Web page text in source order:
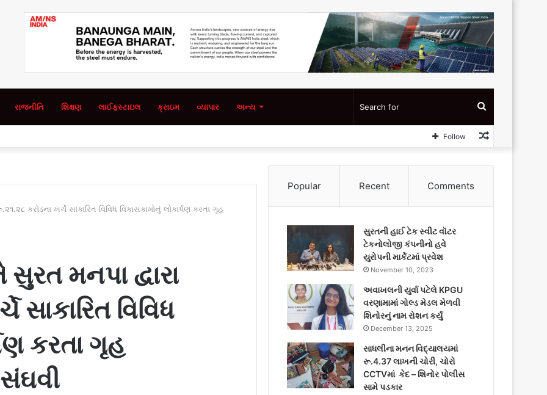
રાજનીતિ શિક્ષણ લાઈફસ્ટાઇલ ક્રાઇમ વ્યાપાર અન્ય
for
Follow
કરોડના ખર્ચે સાકારિત વિવિધ વિકાસકામોનું લોકાર્પણ કરતા ગૃહ
મનપા દ્વારા
સાકારિત વિવિધ
કરતા ગૃહ
Popular Recent Comments
સુરતની હાઈ ટેક સ્વીટ વૉટર
ટેકનોલોજી કંપનીનો હવે
યુરોપની માર્કેટમાં પ્રવેશ
November 10, 2023
અવાખલની યુર્વા પટેલે KPGU
વરણામામાં ગોલ્ડ મેડલ મેળવી
શિનોરનું નામ રોશન કર્યું
December 13, 2025
સાધલીના મનન વિદ્યાલયમાં
રૂ.4.37 લાખની ચોરી, ચોરો
CCTVમાં કેદ – શિનોર પોલીસ
સામે પડકાર